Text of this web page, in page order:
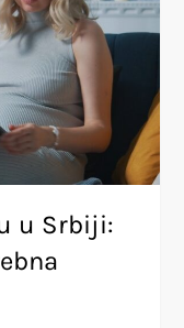
u Srbiji: